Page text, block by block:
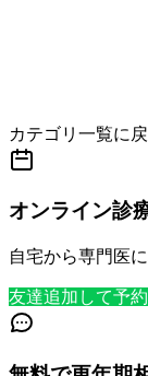
カテゴリ一覧に
オンライン診
自宅から専門医
友達追加して予約